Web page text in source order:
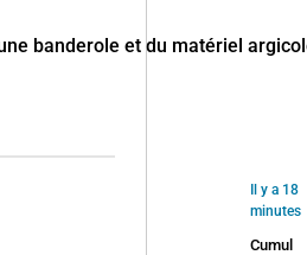
Il y a 18
minutes
Cumul